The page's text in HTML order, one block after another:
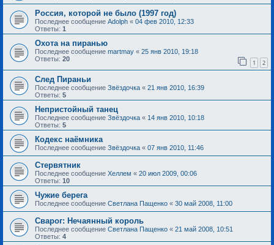
Россия, которой не было (1997 год)
Последнее сообщение Adolph « 04 фев 2010, 12:33
Ответы: 1
Охота на пиранью
Последнее сообщение martmay « 25 янв 2010, 19:18
Ответы: 20 1 2
След Пираньи
Последнее сообщение Звёздочка « 21 янв 2010, 16:39
Ответы: 5
Непристойный танец
Последнее сообщение Звёздочка « 14 янв 2010, 10:18
Ответы: 5
Кодекс наёмника
Последнее сообщение Звёздочка « 07 янв 2010, 11:46
Стервятник
Последнее сообщение Хеллем « 20 июл 2009, 00:06
Ответы: 10
Чужие берега
Последнее сообщение Светлана Пащенко « 30 май 2008, 11:00
Сварог: Нечаянный король
Последнее сообщение Светлана Пащенко « 21 май 2008, 10:51
Ответы: 4